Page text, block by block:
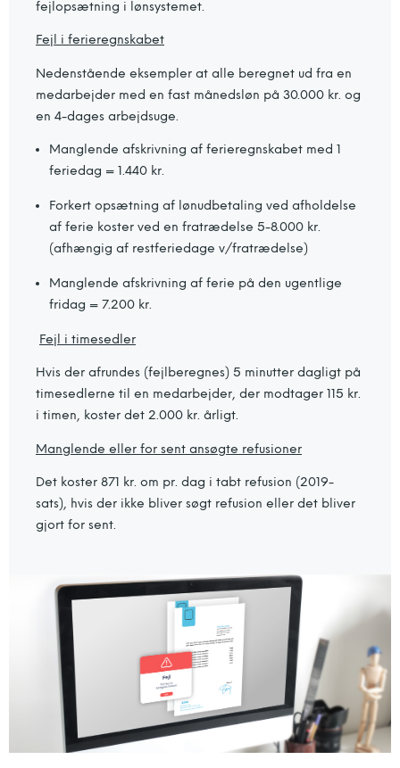
fejlopsætning i lønsystemet.
Fejl i ferieregnskabet
Nedenstående eksempler at alle beregnet ud fra en
medarbejder med en fast månedsløn på 30.000 kr. og
en 4-dages arbejdsuge.
Manglende afskrivning af ferieregnskabet med 1
feriedag = 1.440 kr.
Forkert opsætning af lønudbetaling ved afholdelse
af ferie koster ved en fratrædelse 5-8.000 kr.
(afhængig af restferiedage v/fratrædelse)
Manglende afskrivning af ferie på den ugentlige
fridag = 7.200 kr.
Fejl i timesedler
Hvis der afrundes (fejlberegnes) 5 minutter dagligt på
timesedlerne til en medarbejder, der modtager 115 kr.
i timen, koster det 2.000 kr. årligt.
Manglende eller for sent ansøgte refusioner
Det koster 871 kr. om pr. dag i tabt refusion (2019-
sats), hvis der ikke bliver søgt refusion eller det bliver
gjort for sent.